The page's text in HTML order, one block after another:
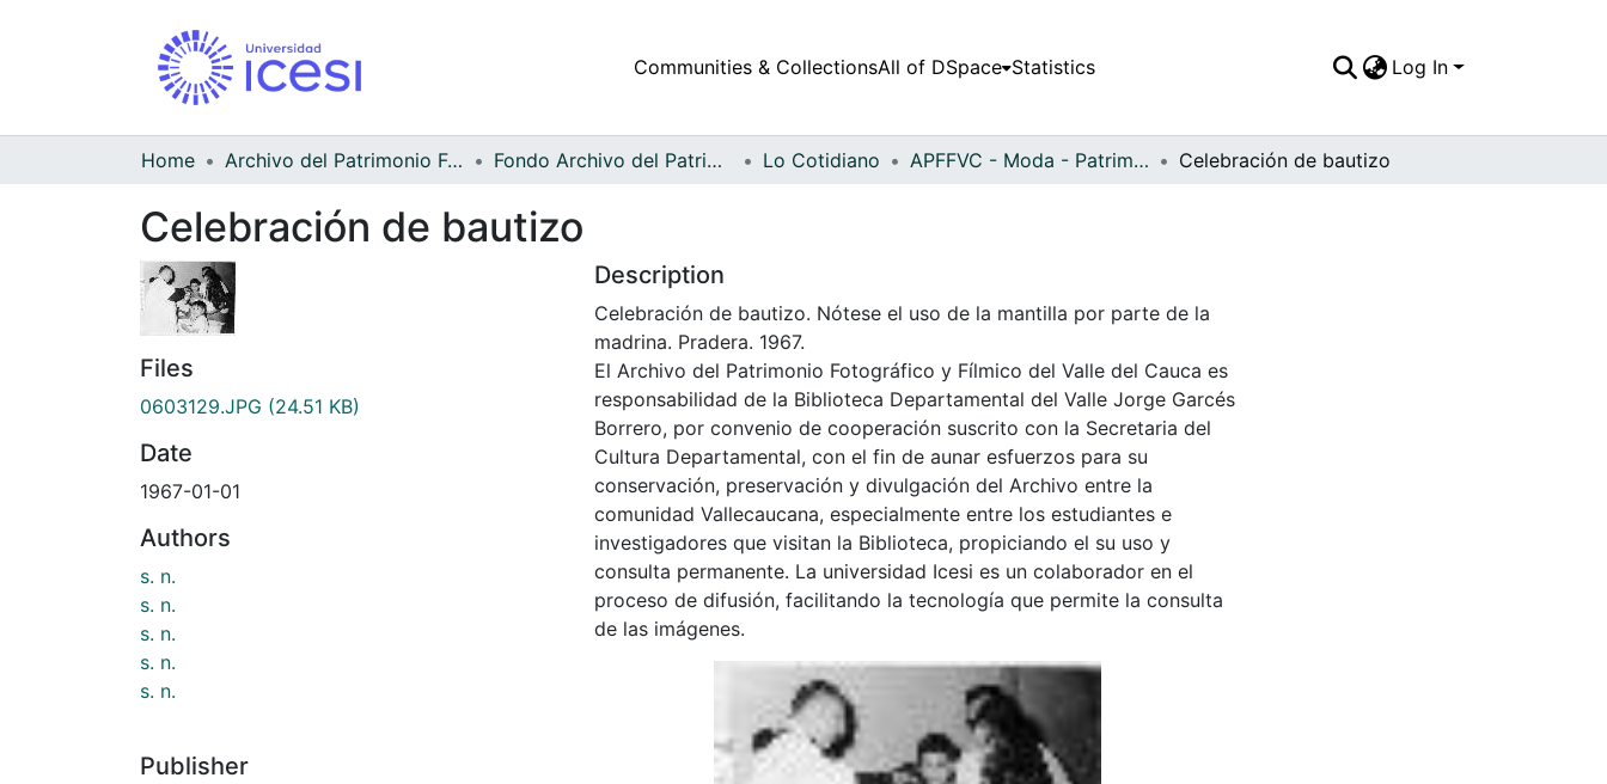
Communities & CollectionsAll of DSpace Statistics Log In
Home Archivo del Patrimonio Fotográfico y Fílmico del Valle del Cauca Fondo Archivo del Patrimonio Fotográfico y Fílmico del Valle del Cauca Lo Cotidiano APFFVC - Moda - Patrimonial Celebración de bautizo
Celebración de bautizo
Files
0603129.JPG (24.51 KB)
Date
1967-01-01
Authors
s. n.
s. n.
s. n.
s. n.
s. n.
Publisher
Description
Celebración de bautizo. Nótese el uso de la mantilla por parte de la
madrina. Pradera. 1967.
El Archivo del Patrimonio Fotográfico y Fílmico del Valle del Cauca es
responsabilidad de la Biblioteca Departamental del Valle Jorge Garcés
Borrero, por convenio de cooperación suscrito con la Secretaria del
Cultura Departamental, con el fin de aunar esfuerzos para su
conservación, preservación y divulgación del Archivo entre la
comunidad Vallecaucana, especialmente entre los estudiantes e
investigadores que visitan la Biblioteca, propiciando el su uso y
consulta permanente. La universidad Icesi es un colaborador en el
proceso de difusión, facilitando la tecnología que permite la consulta
de las imágenes.